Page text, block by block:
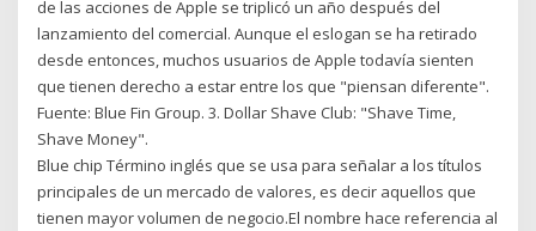
de las acciones de Apple se triplicó un año después del
lanzamiento del comercial. Aunque el eslogan se ha retirado
desde entonces, muchos usuarios de Apple todavía sienten
que tienen derecho a estar entre los que "piensan diferente".
Fuente: Blue Fin Group. 3. Dollar Shave Club: "Shave Time,
Shave Money".
Blue chip Término inglés que se usa para señalar a los títulos
principales de un mercado de valores, es decir aquellos que
tienen mayor volumen de negocio.El nombre hace referencia al